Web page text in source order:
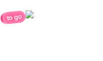
to go